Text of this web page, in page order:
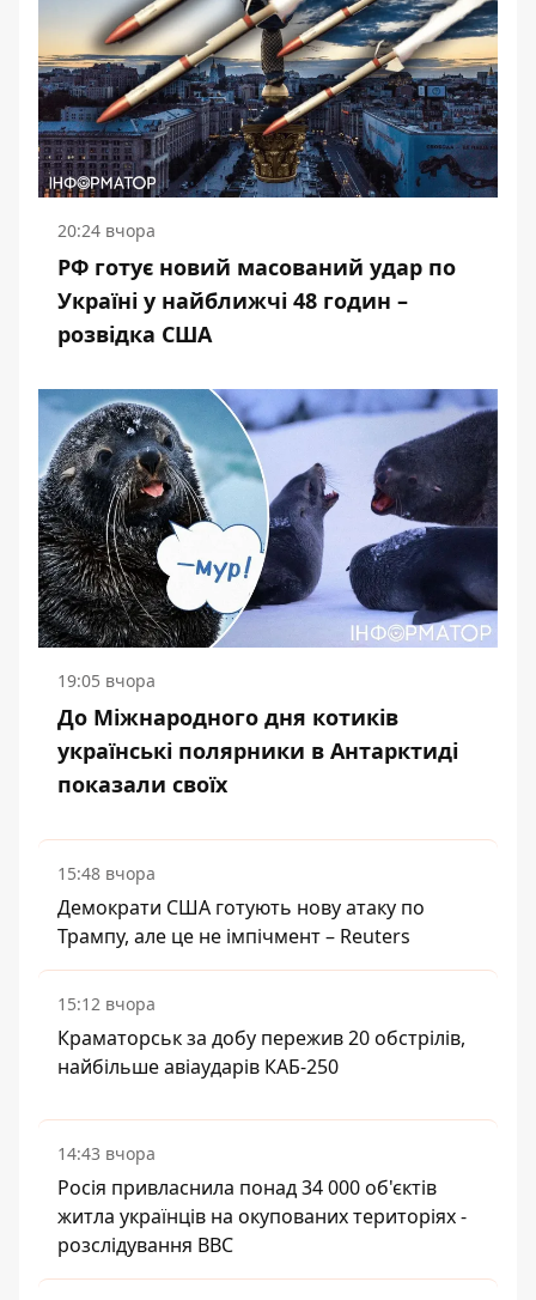
20:24 вчора
РФ готує новий масований удар по
Україні у найближчі 48 годин –
розвідка США
19:05 вчора
До Міжнародного дня котиків
українські полярники в Антарктиді
показали своїх
15:48 вчора
Демократи США готують нову атаку по
Трампу, але це не імпічмент – Reuters
15:12 вчора
Краматорськ за добу пережив 20 обстрілів,
найбільше авіаударів КАБ-250
14:43 вчора
Росія привласнила понад 34 000 об'єктів
житла українців на окупованих територіях -
розслідування BBC